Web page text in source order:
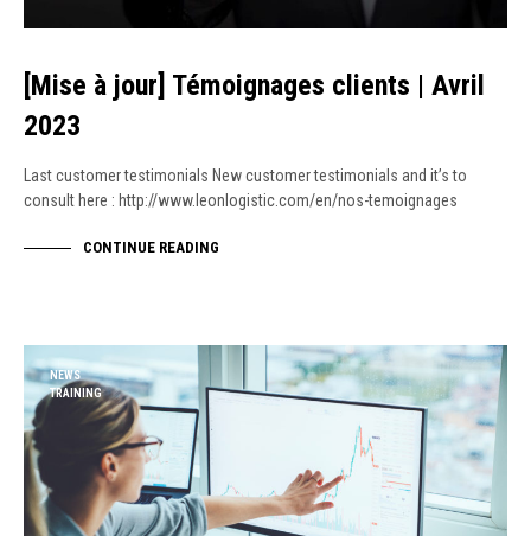
[Mise à jour] Témoignages clients | Avril
2023
Last customer testimonials New customer testimonials and it’s to
consult here : http://www.leonlogistic.com/en/nos-temoignages
CONTINUE READING
NEWS
TRAINING